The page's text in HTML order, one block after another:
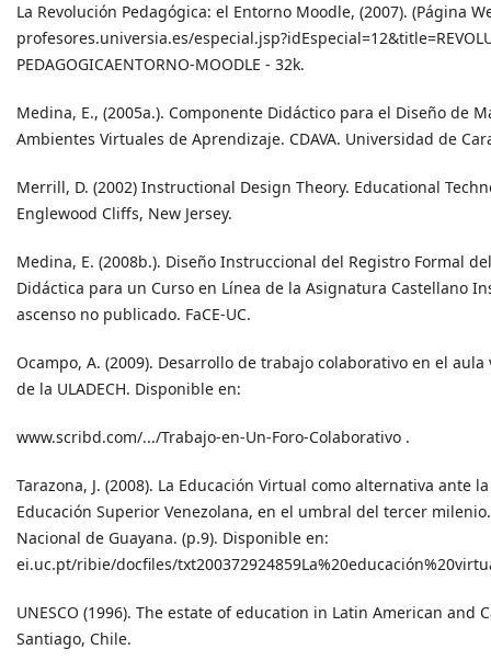
La Revolución Pedagógica: el Entorno Moodle, (2007). (Página
profesores.universia.es/
PEDAGOGICAENTORNO-MOODLE - 32k.
Medina, E., (2005a.). Componente Didáctico para el Diseño de
Ambientes Virtuales de Aprendizaje. CDAVA. Universidad de
Merrill, D. (2002) Instructional Design Theory. Educational
Englewood Cliffs, New Jersey.
Medina, E. (2008b.). Diseño Instruccional del Registro Formal
Didáctica para un Curso en Línea de la Asignatura Castellano
ascenso no publicado. FaCE-UC.
Ocampo, A. (2009). Desarrollo de trabajo colaborativo en el
de la ULADECH. Disponible en:
www.scribd.com/.../Trabajo-en-Un-Foro-Colaborativo .
Tarazona, J. (2008). La Educación Virtual como alternativa ante
Educación Superior Venezolana, en el umbral del tercer
Nacional de Guayana. (p.9). Disponible en:
ei.uc.pt/ribie/docfiles/
UNESCO (1996). The estate of education in Latin American and
Santiago, Chile.